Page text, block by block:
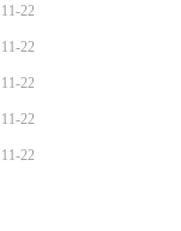
11-22
11-22
11-22
11-22
11-22